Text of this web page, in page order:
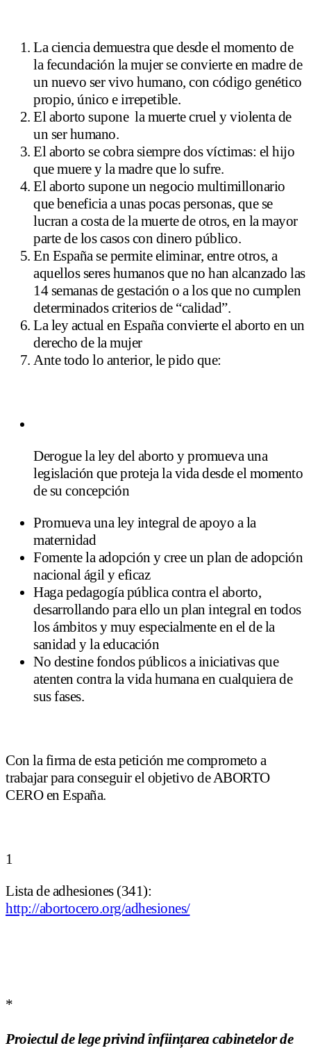
La ciencia demuestra que desde el momento de
la fecundación la mujer se convierte en madre de
un nuevo ser vivo humano, con código genético
propio, único e irrepetible.
El aborto supone la muerte cruel y violenta de
un ser humano.
El aborto se cobra siempre dos víctimas: el hijo
que muere y la madre que lo sufre.
El aborto supone un negocio multimillonario
que beneficia a unas pocas personas, que se
lucran a costa de la muerte de otros, en la mayor
parte de los casos con dinero público.
En España se permite eliminar, entre otros, a
aquellos seres humanos que no han alcanzado las
14 semanas de gestación o a los que no cumplen
determinados criterios de “calidad”.
La ley actual en España convierte el aborto en un
derecho de la mujer
Ante todo lo anterior, le pido que:
Derogue la ley del aborto y promueva una
legislación que proteja la vida desde el momento
de su concepción
Promueva una ley integral de apoyo a la
maternidad
Fomente la adopción y cree un plan de adopción
nacional ágil y eficaz
Haga pedagogía pública contra el aborto,
desarrollando para ello un plan integral en todos
los ámbitos y muy especialmente en el de la
sanidad y la educación
No destine fondos públicos a iniciativas que
atenten contra la vida humana en cualquiera de
sus fases.
Con la firma de esta petición me comprometo a
trabajar para conseguir el objetivo de ABORTO
CERO en España.
1
Lista de adhesiones (341):
http://abortocero.org/adhesiones/
*
Proiectul de lege privind înființarea cabinetelor de